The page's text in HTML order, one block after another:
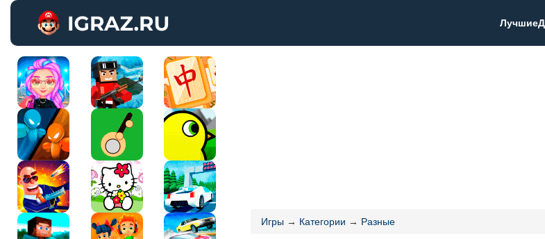
Лучшие
Игры → Категории → Разные